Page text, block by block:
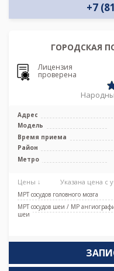
+7
ГОРОДСКАЯ
Лицензия
проверена
Адрес
Модель
Время приема
Район
Метро
Цены ↓ Указана цена с
МРТ сосудов головного мозга
МРТ сосудов шеи / МР
шеи